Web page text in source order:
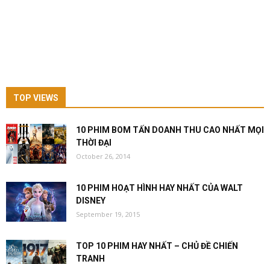
TOP VIEWS
10 PHIM BOM TẤN DOANH THU CAO NHẤT MỌI
THỜI ĐẠI
October 26, 2014
10 PHIM HOẠT HÌNH HAY NHẤT CỦA WALT
DISNEY
September 19, 2015
TOP 10 PHIM HAY NHẤT – CHỦ ĐỀ CHIẾN
TRANH